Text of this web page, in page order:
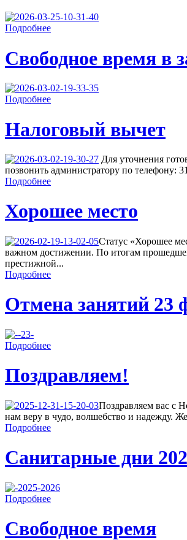
Подробнее
Свободное время в
Подробнее
Налоговый вычет
Для уточнения
позвонить администратору по телефону:
Подробнее
Хорошее место
Cтатус «Хорошее
важном достижении. По итогам
престижной...
Подробнее
Отмена занятий 23
Подробнее
Поздравляем!
Поздравляем вас с
нам веру в чудо, волшебство и надежду.
Подробнее
Санитарные дни
Подробнее
Свободное время